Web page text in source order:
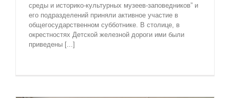
среды и историко-культурных музеев-заповедников” и
его подразделений приняли активное участие в
общегосударственном субботнике. В столице, в
окрестностях Детской железной дороги ими были
приведены [...]